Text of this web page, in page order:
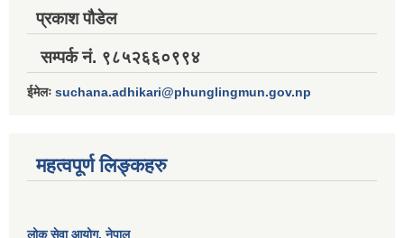
प्रकाश पौडेल
सम्पर्क नं. ९८५२६६०९९४
ईमेलः suchana.adhikari@phunglingmun.gov.np
महत्वपूर्ण लिङ्कहरु
लोक सेवा आयोग, नेपाल